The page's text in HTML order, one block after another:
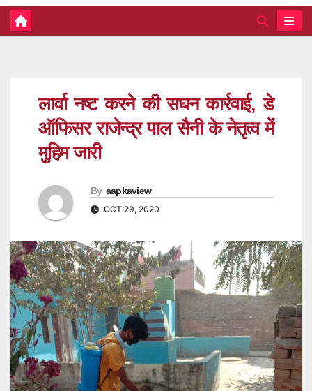
लार्वा नष्ट करने की सघन कार्रवाई, डे
ऑफिसर राजेन्द्र पाल सैनी के नेतृत्व में
मुहिम जारी
By aapkaview
OCT 29, 2020